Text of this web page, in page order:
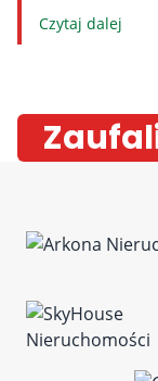
Czytaj dalej